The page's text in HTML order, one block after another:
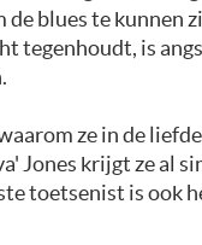
de blues te kunnen
tegenhoudt, is
ze in de
Jones krijgt ze al
toetsenist is ook